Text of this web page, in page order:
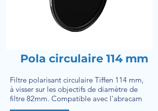
Pola circulaire 114 mm
Filtre polarisant circulaire Tiffen 114 mm,
à visser sur les objectifs de diamètre de
filtre 82mm. Compatible avec l'abracam